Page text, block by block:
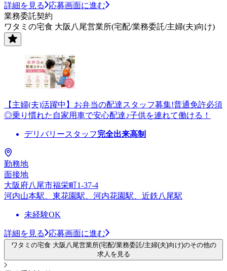
詳細を見る
応募画面に進む
業務委託契約
ワタミの宅食 大阪八尾営業所(宅配/業務委託/主婦(夫)向け)
【主婦(夫)活躍中】お弁当の配達スタッフ募集!普通免許必須
◎乗り慣れた自家用車で安心配達♪子供を連れて働ける！
デリバリースタッフ完全出来高制
勤務地
面接地
大阪府八尾市福栄町1-37-4
河内山本駅、東花園駅、河内花園駅、近鉄八尾駅
未経験OK
詳細を見る 応募画面に進む
ワタミの宅食 大阪八尾営業所(宅配/業務委託/主婦(夫)向け)のその他の
求人を見る